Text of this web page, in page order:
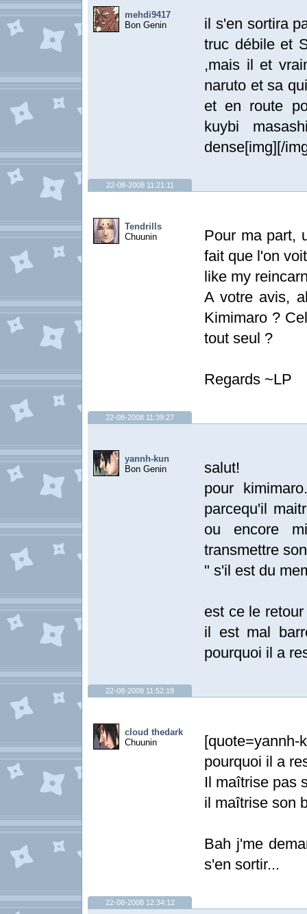
mehdi9417
Bon Genin
il s'en sortira
truc débile et
,mais il et
naruto et sa
et en route
kuybi
dense[img][/
22-08-2008 11:21:11
Tendrills
Chuunin
Pour ma part,
fait que l'on
like my
A votre avis,
Kimimaro ?
tout seul ?
Regards ~LP
22-08-2008 11:39:27
yannh-kun
Bon Genin
salut!
pour
parcequ'il
ou encore
transmettre
" s'il est du
est ce le
il est mal
pourquoi il a
22-08-2008 11:52:18
cloud thedark
Chuunin
pourquoi il a
Il maîtrise pas
il maîtrise son
Bah j'me
s'en sortir...
22-08-2008 12:34:12